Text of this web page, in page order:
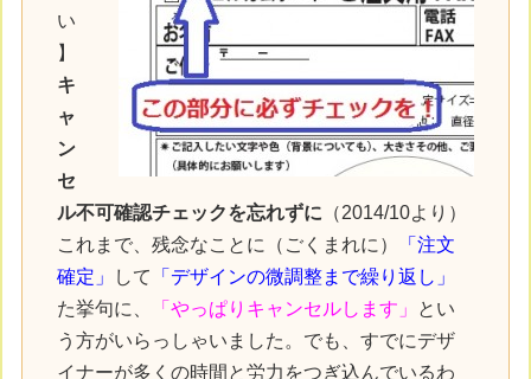
い
】
キ
ャ
ン
セ
ル不可確認チェックを忘れずに （2014/10より）
これまで、残念なことに（ごくまれに）
「注文
確定」
して
「デザインの微調整まで繰り返し」
た挙句に、
「やっぱりキャンセルします」
とい
う方がいらっしゃいました。でも、すでにデザ
イナーが多くの時間と労力をつぎ込んでいるわ